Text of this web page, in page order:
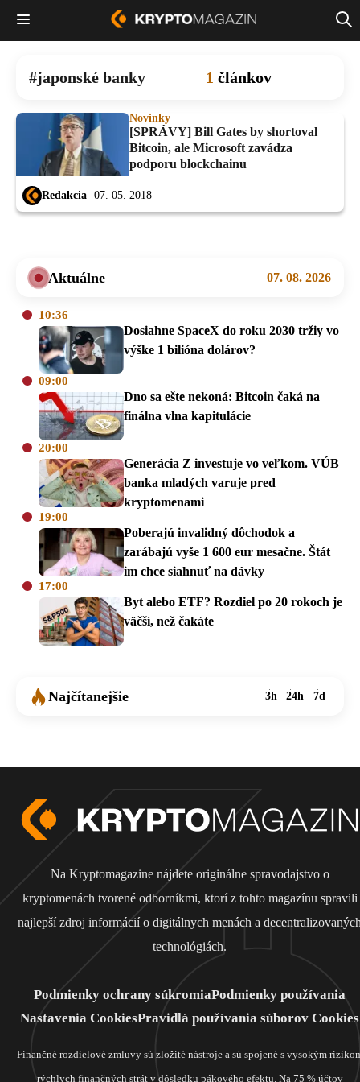
japonské banky 1 článkov
Novinky
[SPRÁVY] Bill Gates by shortoval
Bitcoin, ale Microsoft zavádza
podporu blockchainu
Redakcia 07. 05. 2018
Aktuálne 07. 08. 2026
10:36
Dosiahne SpaceX do roku 2030 tržiy vo
výške 1 bilióna dolárov?
09:00
Dno sa ešte nekoná: Bitcoin čaká na
finálna vlna kapitulácie
20:00
Generácia Z investuje vo veľkom. VÚB
banka mladých varuje pred
kryptomenami
19:00
Poberajú invalidný dôchodok a
zarábajú vyše 1 600 eur mesačne. Štát
im chce siahnuť na dávky
17:00
Byt alebo ETF? Rozdiel po 20 rokoch je
väčší, než čakáte
Najčítanejšie 3h 24h 7d
Na Kryptomagazine nájdete originálne spravodajstvo o
kryptomenách tvorené odborníkmi, ktorí z tohto magazínu spravili
najlepší zdroj informácií o digitálnych menách a
technológiách.
Podmienky ochrany súkromiaPodmienky používania
Nastavenia CookiesPravidlá používania súborov Cookies
Finančné rozdielové zmluvy sú zložité nástroje a sú spojené s vysokým
rýchlych finančných strát v dôsledku pákového efektu. Na 75 % účtov